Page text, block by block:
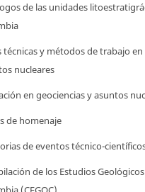
de las unidades
técnicas y métodos de trabajo
nucleares
en geociencias y asuntos
de homenaje
de eventos técnico-
de los Estudios